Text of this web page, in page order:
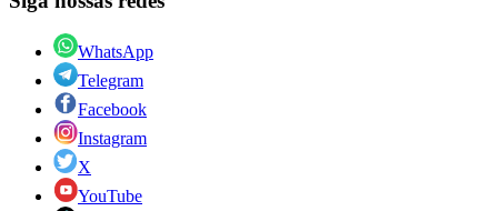
WhatsApp
Telegram
Facebook
Instagram
X
YouTube